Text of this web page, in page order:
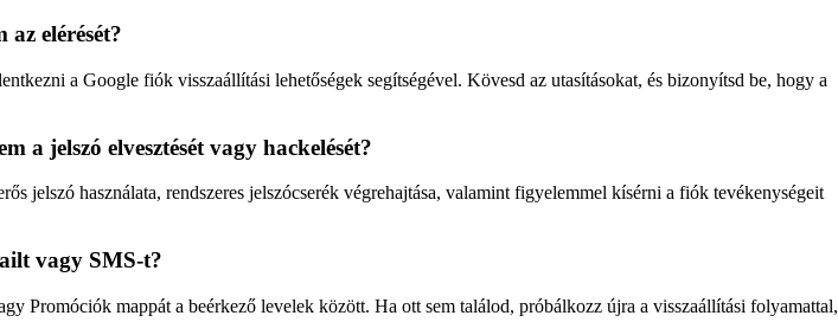
elérését?
a Google fiók visszaállítási lehetőségek segítségével. Kövesd az utasításokat, és bizonyítsd be, hogy a
jelszó elvesztését vagy hackelését?
jelszó használata, rendszeres jelszócserék végrehajtása, valamint figyelemmel kísérni a fiók tevékenységeit
vagy SMS-t?
Promóciók mappát a beérkező levelek között. Ha ott sem találod, próbálkozz újra a visszaállítási folyamattal,